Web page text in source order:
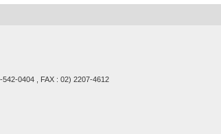
0404 , FAX : 02) 2207-4612